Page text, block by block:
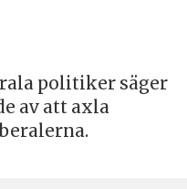
politiker säger
av att axla